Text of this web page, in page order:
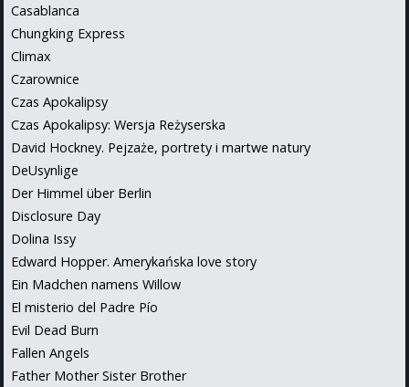
Casablanca
Chungking Express
Climax
Czarownice
Czas Apokalipsy
Czas Apokalipsy: Wersja Reżyserska
David Hockney. Pejzaże, portrety i martwe natury
DeUsynlige
Der Himmel über Berlin
Disclosure Day
Dolina Issy
Edward Hopper. Amerykańska love story
Ein Madchen namens Willow
El misterio del Padre Pío
Evil Dead Burn
Fallen Angels
Father Mother Sister Brother